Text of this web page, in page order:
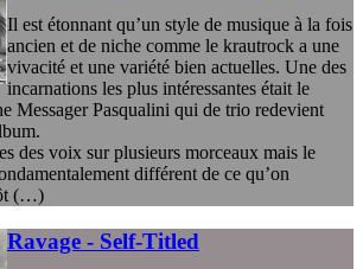
Il est étonnant qu’un style de musique à la fois
ancien et de niche comme le krautrock a une
vivacité et une variété bien actuelles. Une des
incarnations les plus intéressantes était le
Messager Pasqualini qui de trio redevient
des voix sur plusieurs morceaux mais le
différent de ce qu’on
(…)
Ravage - Self-Titled